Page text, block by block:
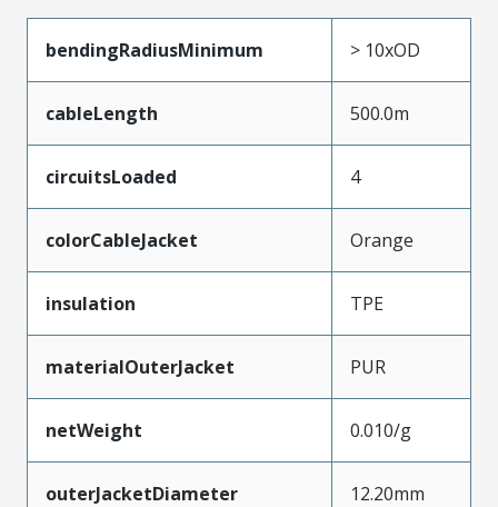
bendingRadiusMinimum > 10xOD
cableLength 500.0m
circuitsLoaded 4
colorCableJacket Orange
insulation TPE
materialOuterJacket PUR
netWeight 0.010/g
outerJacketDiameter 12.20mm